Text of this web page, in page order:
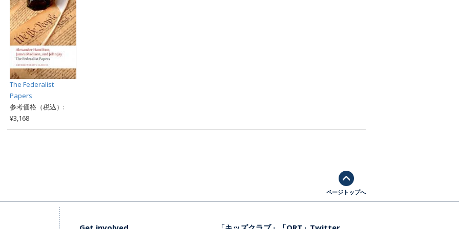
The Federalist
Papers
参考価格（税込）:
¥3,168
ページトップへ